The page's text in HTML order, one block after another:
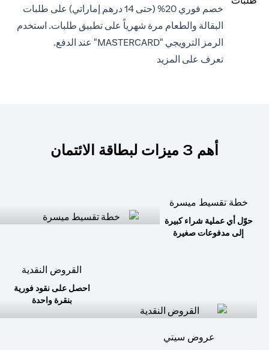
خصم فوري 20% (حتى 14 درهم إماراتي) على طلبات
البقالة والطعام مرة شهرياً على تطبيق طلبات. استخدم
الرمز الترويجي "MASTERCARD" عند الدفع.
تعرف على المزيد
أهم 3 ميزات لبطاقة الائتمان
خطة تقسيط ميسرة
حوّل أي عملية شراء كبيرة
إلى مدفوعات صغيرة
القروض النقدية
احصل على نقود فورية
بنقرة واحدة
عروض سيتي